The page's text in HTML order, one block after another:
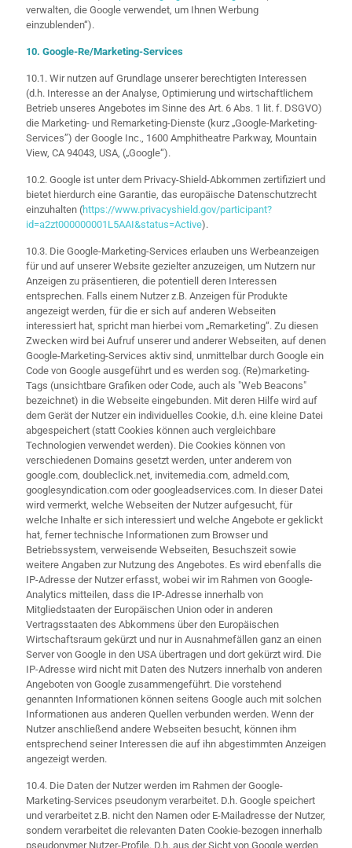
verwalten, die Google verwendet, um Ihnen Werbung
einzublenden“).
10. Google-Re/Marketing-Services
10.1. Wir nutzen auf Grundlage unserer berechtigten Interessen
(d.h. Interesse an der Analyse, Optimierung und wirtschaftlichem
Betrieb unseres Angebotes im Sinne des Art. 6 Abs. 1 lit. f. DSGVO)
die Marketing- und Remarketing-Dienste (kurz „Google-Marketing-
Services”) der Google Inc., 1600 Amphitheatre Parkway, Mountain
View, CA 94043, USA, („Google“).
10.2. Google ist unter dem Privacy-Shield-Abkommen zertifiziert und
bietet hierdurch eine Garantie, das europäische Datenschutzrecht
einzuhalten (https://www.privacyshield.gov/participant?
id=a2zt000000001L5AAI&status=Active).
10.3. Die Google-Marketing-Services erlauben uns Werbeanzeigen
für und auf unserer Website gezielter anzuzeigen, um Nutzern nur
Anzeigen zu präsentieren, die potentiell deren Interessen
entsprechen. Falls einem Nutzer z.B. Anzeigen für Produkte
angezeigt werden, für die er sich auf anderen Webseiten
interessiert hat, spricht man hierbei vom „Remarketing“. Zu diesen
Zwecken wird bei Aufruf unserer und anderer Webseiten, auf denen
Google-Marketing-Services aktiv sind, unmittelbar durch Google ein
Code von Google ausgeführt und es werden sog. (Re)marketing-
Tags (unsichtbare Grafiken oder Code, auch als "Web Beacons"
bezeichnet) in die Webseite eingebunden. Mit deren Hilfe wird auf
dem Gerät der Nutzer ein individuelles Cookie, d.h. eine kleine Datei
abgespeichert (statt Cookies können auch vergleichbare
Technologien verwendet werden). Die Cookies können von
verschiedenen Domains gesetzt werden, unter anderem von
google.com, doubleclick.net, invitemedia.com, admeld.com,
googlesyndication.com oder googleadservices.com. In dieser Datei
wird vermerkt, welche Webseiten der Nutzer aufgesucht, für
welche Inhalte er sich interessiert und welche Angebote er geklickt
hat, ferner technische Informationen zum Browser und
Betriebssystem, verweisende Webseiten, Besuchszeit sowie
weitere Angaben zur Nutzung des Angebotes. Es wird ebenfalls die
IP-Adresse der Nutzer erfasst, wobei wir im Rahmen von Google-
Analytics mitteilen, dass die IP-Adresse innerhalb von
Mitgliedstaaten der Europäischen Union oder in anderen
Vertragsstaaten des Abkommens über den Europäischen
Wirtschaftsraum gekürzt und nur in Ausnahmefällen ganz an einen
Server von Google in den USA übertragen und dort gekürzt wird. Die
IP-Adresse wird nicht mit Daten des Nutzers innerhalb von anderen
Angeboten von Google zusammengeführt. Die vorstehend
genannten Informationen können seitens Google auch mit solchen
Informationen aus anderen Quellen verbunden werden. Wenn der
Nutzer anschließend andere Webseiten besucht, können ihm
entsprechend seiner Interessen die auf ihn abgestimmten Anzeigen
angezeigt werden.
10.4. Die Daten der Nutzer werden im Rahmen der Google-
Marketing-Services pseudonym verarbeitet. D.h. Google speichert
und verarbeitet z.B. nicht den Namen oder E-Mailadresse der Nutzer,
sondern verarbeitet die relevanten Daten Cookie-bezogen innerhalb
pseudonymer Nutzer-Profile. D.h. aus der Sicht von Google werden